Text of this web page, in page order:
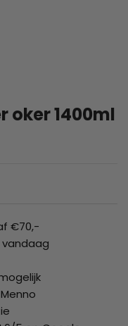
oker 1400ml
€70,-
vandaag